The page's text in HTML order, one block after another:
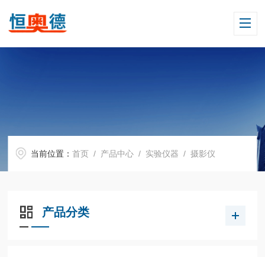
当前位置：首页 / 产品中心 / 实验仪器 /摄影仪
产品分类